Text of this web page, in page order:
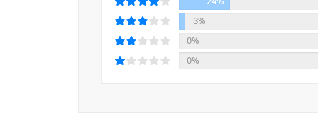
현재를 살아가는 우리에게 시사하는 바가 매우 크
이야기의 중심축인 아쓰야, 고헤이, 쇼타는 당장
불우한 어린 시절을 보낸 것으로 모자라 어른
3%
0%
0%